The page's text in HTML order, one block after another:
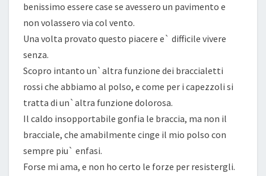
benissimo essere case se avessero un pavimento e
non volassero via col vento.
Una volta provato questo piacere e` difficile vivere
senza.
Scopro intanto un`altra funzione dei braccialetti
rossi che abbiamo al polso, e come per i capezzoli si
tratta di un`altra funzione dolorosa.
Il caldo insopportabile gonfia le braccia, ma non il
bracciale, che amabilmente cinge il mio polso con
sempre piu` enfasi.
Forse mi ama, e non ho certo le forze per resistergli.